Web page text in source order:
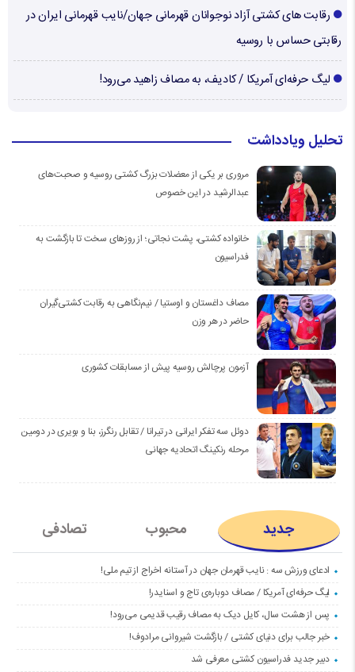
رقابت های کشتی آزاد نوجوانان قهرمانی جهان/نایب قهرمانی ایران در
رقابتی حساس با روسیه
لیگ حرفه‌ای آمریکا / کادیف، به مصاف زاهید می‌رود!
تحلیل ویادداشت
مروری بر یکی از معضلات بزرگ کشتی روسیه و صحبت‌های
عبدالرشید در این خصوص
خانواده کشتی، پشت نجاتی؛ از روزهای سخت تا بازگشت به
فدراسیون
مصاف داغستان و اوستیا / نیم‌نگاهی به رقابت کشتی‌گیران
حاضر در هر وزن
آزمون پرچالش روسیه پیش از مسابقات کشوری
دوئل سه تفکر ایرانی در تیرانا / تقابل رنگرز، بنا و بویری در دومین
مرحله رنکینگ اتحادیه جهانی
جدید محبوب تصادفی
ادعای ورزش سه : نایب قهرمان جهان در آستانه اخراج از تیم ملی!
لیگ حرفه‌ای آمریکا / مصاف دوباره‌ی تاج و اسنایدر!
پس از هشت سال، کایل دیک به مصاف رقیب قدیمی می‌رود!
خبر جالب برای دنیای کشتی / بازگشت شیروانی مرادوف!
دبیر جدید فدراسیون کشتی معرفی شد